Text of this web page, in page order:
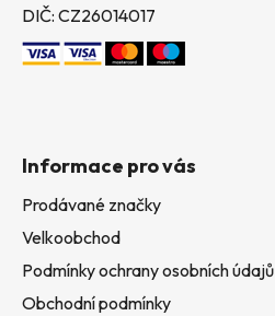
DIČ: CZ26014017
Informace pro vás
Prodávané značky
Velkoobchod
Podmínky ochrany osobních údajů
Obchodní podmínky